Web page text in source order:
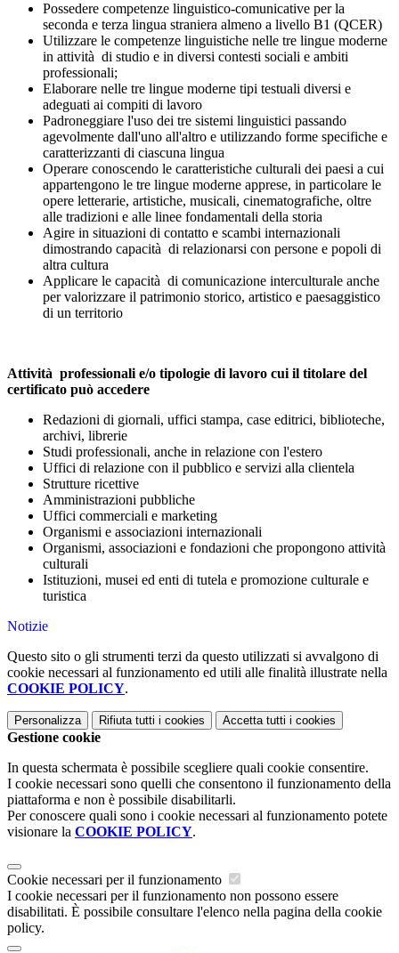
Possedere competenze linguistico-comunicative per la
seconda e terza lingua straniera almeno a livello B1 (QCER)
Utilizzare le competenze linguistiche nelle tre lingue moderne
in attività di studio e in diversi contesti sociali e ambiti
professionali;
Elaborare nelle tre lingue moderne tipi testuali diversi e
adeguati ai compiti di lavoro
Padroneggiare l'uso dei tre sistemi linguistici passando
agevolmente dall'uno all'altro e utilizzando forme specifiche e
caratterizzanti di ciascuna lingua
Operare conoscendo le caratteristiche culturali dei paesi a cui
appartengono le tre lingue moderne apprese, in particolare le
opere letterarie, artistiche, musicali, cinematografiche, oltre
alle tradizioni e alle linee fondamentali della storia
Agire in situazioni di contatto e scambi internazionali
dimostrando capacità di relazionarsi con persone e popoli di
altra cultura
Applicare le capacità di comunicazione interculturale anche
per valorizzare il patrimonio storico, artistico e paesaggistico
di un territorio
Attività professionali e/o tipologie di lavoro cui il titolare del
certificato può accedere
Redazioni di giornali, uffici stampa, case editrici, biblioteche,
archivi, librerie
Studi professionali, anche in relazione con l'estero
Uffici di relazione con il pubblico e servizi alla clientela
Strutture ricettive
Amministrazioni pubbliche
Uffici commerciali e marketing
Organismi e associazioni internazionali
Organismi, associazioni e fondazioni che propongono attività
culturali
Istituzioni, musei ed enti di tutela e promozione culturale e
turistica
Notizie
Questo sito o gli strumenti terzi da questo utilizzati si avvalgono di
cookie necessari al funzionamento ed utili alle finalità illustrate nella
COOKIE POLICY.
Personalizza Rifiuta tutti i cookies Accetta tutti i cookies
Gestione cookie
In questa schermata è possibile scegliere quali cookie consentire.
I cookie necessari sono quelli che consentono il funzionamento della
piattaforma e non è possibile disabilitarli.
Per conoscere quali sono i cookie necessari al funzionamento potete
visionare la COOKIE POLICY.
Cookie necessari per il funzionamento
I cookie necessari per il funzionamento non possono essere
disabilitati. È possibile consultare l'elenco nella pagina della cookie
policy.